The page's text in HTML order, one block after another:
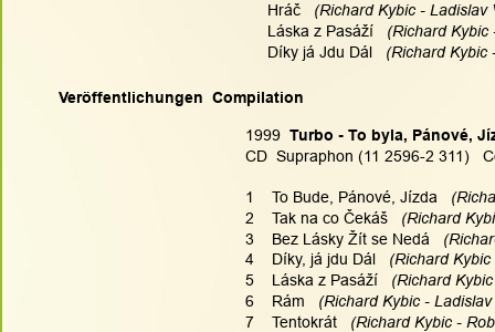
     Hráč
(Richard Kybic -
     Láska z Pasáží
(Richard
     Díky já Jdu Dál
(Richard
1999 Turbo - To byla, Pánové,
CD  Supraphon (11 2596-2 311)
1    To Bude, Pánové, Jízda
2    Tak na co Čekáš
(Richard
3    Bez Lásky Žít se Nedá
4    Díky, já jdu Dál
(Richard Kybic
5    Láska z Pasáží
(Richard
6    Rám
(Richard Kybic -
7    Tentokrát
(Richard Kybic -
Veröffentlichungen  Compilation